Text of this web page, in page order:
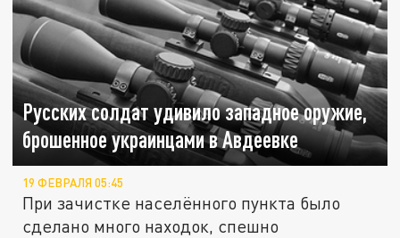
Русских солдат удивило западное оружие,
брошенное украинцами в Авдеевке
19 ФЕВРАЛЯ 05:45
При зачистке населённого пункта было
сделано много находок, спешно